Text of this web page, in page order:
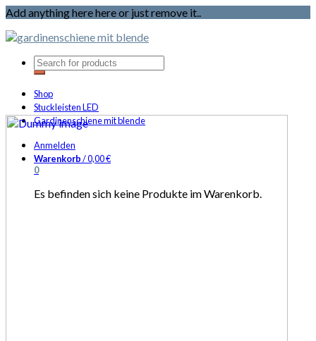
Add anything here here or just remove it..
Shop
Stuckleisten LED
Gardinenschiene mit blende
Anmelden
Warenkorb/0,00€
0
Es befinden sich keine Produkte im Warenkorb.